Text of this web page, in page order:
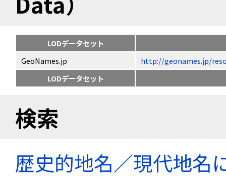
LODデータセット
GeoNames.jp
http://geonames.jp/
LODデータセット
検索
歴史的地名／現代地名